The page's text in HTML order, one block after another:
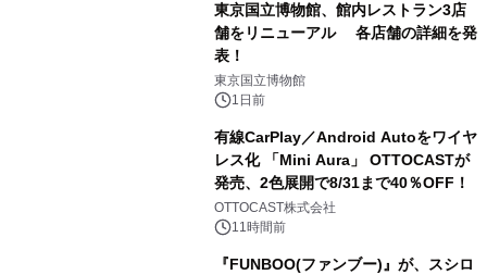
東京国立博物館、館内レストラン3店
舗をリニューアル 各店舗の詳細を発
表！
東京国立博物館
1日前
有線CarPlay／Android Autoをワイヤ
レス化 「Mini Aura」 OTTOCASTが
発売、2色展開で8/31まで40％OFF！
OTTOCAST株式会社
11時間前
『FUNBOO(ファンブー)』が、スシロ